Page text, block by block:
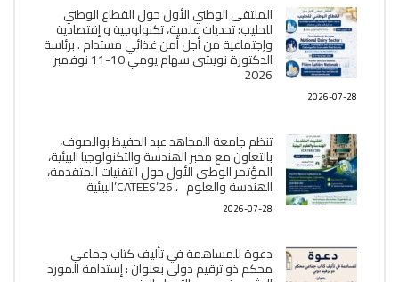
الملتقى الوطني الأول حول القطاع الوطني
للحليب: تحديات علمية، تكنولوجية و إقتصادية
وإجتماعية من أجل أمن غذائي مستدام . برئاسة
الدكتورة نويشي سهام يومي 10-11 نوفمبر
2026
2026-07-28
تنظم جامعة المجاهد عبد الحفيظ بوالصوف،
بالتعاون مع مخبر الھندسة والتكنولوجيا البیئیة،
المؤتمر الوطني الأول حول التقنيات المتقدمة،
الھندسة والعلوم ، CATEES’26’البیئية
2026-07-28
دعوة للمساهمة في تأليف كتاب جماعي
محكم ذو ترقيم دولي بعنوان : إستدامة المورد